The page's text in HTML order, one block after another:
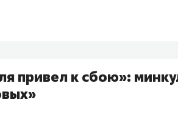
привел к сбою»: